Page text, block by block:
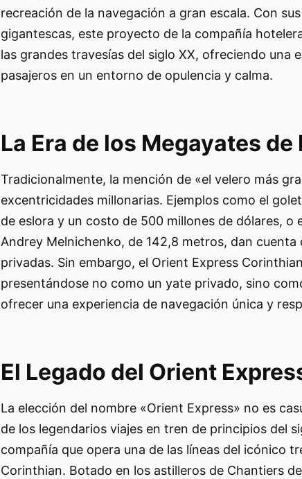
recreación de la navegación a gran escala. Con
gigantescas, este proyecto de la compañía
las grandes travesías del siglo XX, ofreciendo una
pasajeros en un entorno de opulencia y calma.
La Era de los Megayates de
Tradicionalmente, la mención de «el velero más
excentricidades millonarias. Ejemplos como el
de eslora y un costo de 500 millones de dólares, o
Andrey Melnichenko, de 142,8 metros, dan cuenta
privadas. Sin embargo, el Orient Express
presentándose no como un yate privado, sino
ofrecer una experiencia de navegación única y
El Legado del Orient
La elección del nombre «Orient Express» no es
de los legendarios viajes en tren de principios del
compañía que opera una de las líneas del icónico
Corinthian. Botado en los astilleros de Chantiers